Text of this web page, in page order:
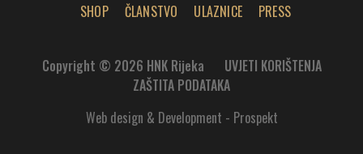
SHOP
ČLANSTVO ULAZNICE PRESS
Copyright © 2026 HNK Rijeka
UVJETI KORIŠTENJA
ZAŠTITA PODATAKA
Web design & Development - Prospekt